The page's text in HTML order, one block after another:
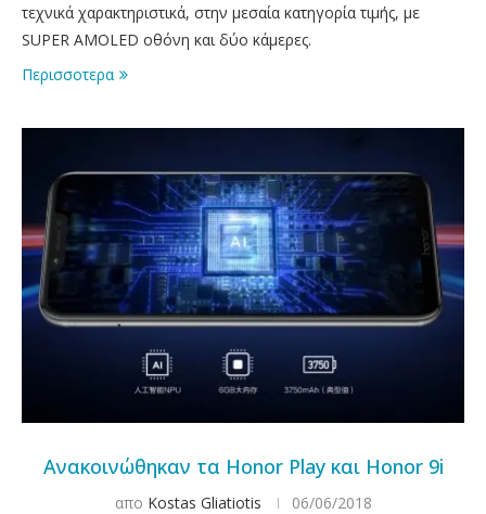
τεχνικά χαρακτηριστικά, στην μεσαία κατηγορία τιμής, με
SUPER AMOLED οθόνη και δύο κάμερες.
Περισσοτερα
Ανακοινώθηκαν τα Honor Play και Honor 9i
απο Kostas Gliatiotis 06/06/2018